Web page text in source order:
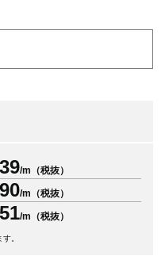
/m（税抜）
/m（税抜）
/m（税抜）
。